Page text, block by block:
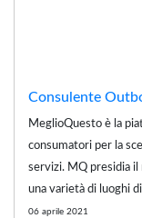
Consulente
MeglioQuesto è la
consumatori per la
servizi. MQ presidia
una varietà di luoghi
06 aprile 2021